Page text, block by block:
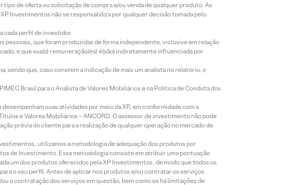
de oferta ou solicitação de compra e/ou venda de qualquer produto. As
Investimentos não se responsabiliza por qualquer decisão tomada pelo
cada perfil de investidor.
que foram produzidas de forma independente, inclusive em relação
e que sua(s) remuneração(es) é(são) indiretamente influenciada por
sendo que, caso constem a indicação de mais um analista no relatório, o
Brasil para o Analista de Valores Mobiliários e na Política de Conduta dos
suas atividades por meio da XP, em conformidade com a
e Valores Mobiliários – ANCORD. O assessor de investimento não pode
prévia do cliente para a realização de qualquer operação no mercado de
utilizamos a metodologia de adequação dos produtos por
de Investimento. Essa metodologia consiste em atribuir uma pontuação
um dos produtos oferecidos pela XP Investimentos, de modo que todos os
o seu perfil. Antes de aplicar nos produtos e/ou contratar os serviços
a contratação dos serviços em questão, bem como se há limitações de